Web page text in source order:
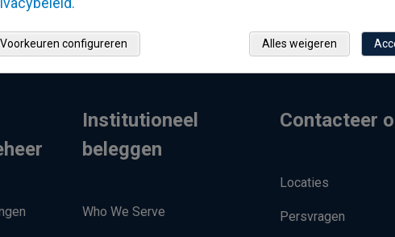
Institutioneel
beleggen
Who We Serve
Contacteer
Locaties
Persvragen
Alles weigeren
Voorkeuren configureren